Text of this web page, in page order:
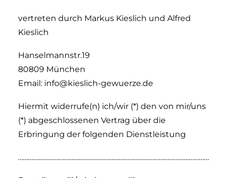
vertreten durch Markus Kieslich und Alfred
Kieslich
Hanselmannstr.19
80809 München
Email: info@kieslich-gewuerze.de
Hiermit widerrufe(n) ich/wir (*) den von mir/uns
(*) abgeschlossenen Vertrag über die
Erbringung der folgenden Dienstleistung
……………………………………………………………………………………………………